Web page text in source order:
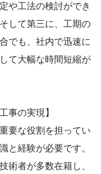
や工法の検討ができ
して第三に、工期の
でも、社内で迅速に
て大幅な時間短縮が
事の実現】
要な役割を担ってい
と経験が必要です。
術者が多数在籍し、